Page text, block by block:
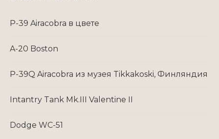
P-39 Airacobra в цвете
A-20 Boston
P-39Q Airacobra из музея Tikkakoski, Финляндия
Intantry Tank Mk.III Valentine II
Dodge WC-51